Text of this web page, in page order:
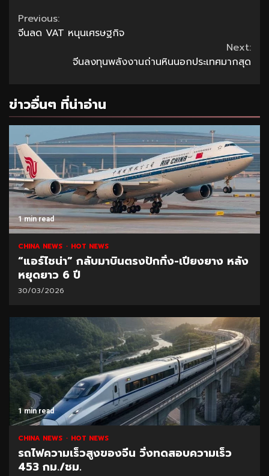
Continue
Reading
Previous:
จีนลด VAT หนุนเศรษฐกิจ
Next:
จีนลงทุนพลังงานถ่านหินนอกประเทศมากสุด
ข่าวอื่นๆ ที่น่าอ่าน
1 min read
CHINA NEWS HOT NEWS
“แอร์ไชน่า” กลับมาบินตรงปักกิ่ง-เปียงยาง หลัง
หยุดยาว 6 ปี
30/03/2026
1 min read
CHINA NEWS HOT NEWS
รถไฟความเร็วสูงของจีน วิ่งทดสอบความเร็ว
453 กม./ชม.